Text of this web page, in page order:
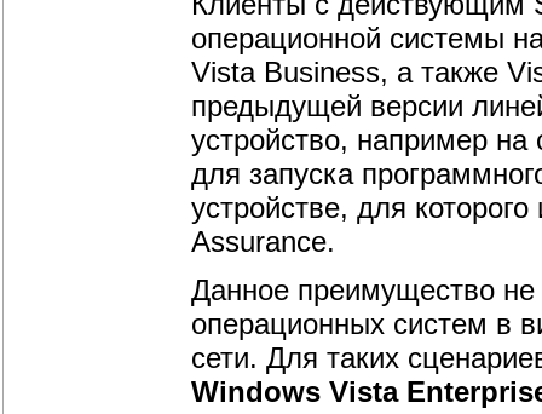
операционной системы
Vista Business, а также
предыдущей версии
устройство, например
для запуска
устройстве, для
Assurance.
Данное преимущество
операционных систем в
сети. Для таких
Windows Vista